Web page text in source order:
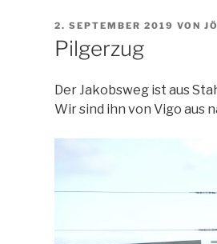
VERÖFFENTLICHT
AM
2. SEPTEMBER 2019 VON
Pilgerzug
Der Jakobsweg ist aus
Wir sind ihn von Vigo aus